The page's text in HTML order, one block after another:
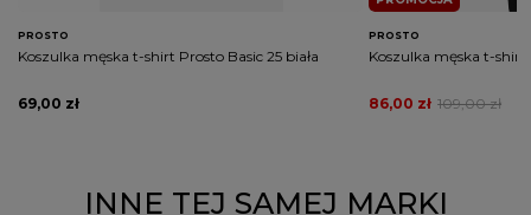
PROSTO
Koszulka męska t-shirt Prosto Basic 25 biała
69,00 zł
PROSTO
Koszulka męska t-shirt
109,00 zł
86,00 zł
INNE TEJ SAMEJ MARKI